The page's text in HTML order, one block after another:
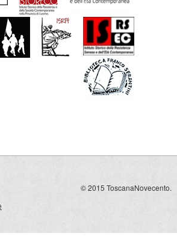
© 2015 ToscanaNovecento.